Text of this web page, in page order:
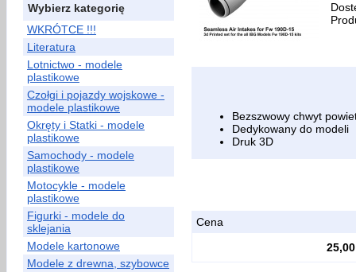
Wybierz kategorię
WKRÓTCE !!!
Literatura
Lotnictwo - modele
plastikowe
Czołgi i pojazdy wojskowe -
modele plastikowe
Okręty i Statki - modele
plastikowe
Samochody - modele
plastikowe
Motocykle - modele
plastikowe
Figurki - modele do
sklejania
Modele kartonowe
Modele z drewna, szybowce
Bezszwowy chwyt
Dedykowany do modeli
Druk 3D
Cena
25,00